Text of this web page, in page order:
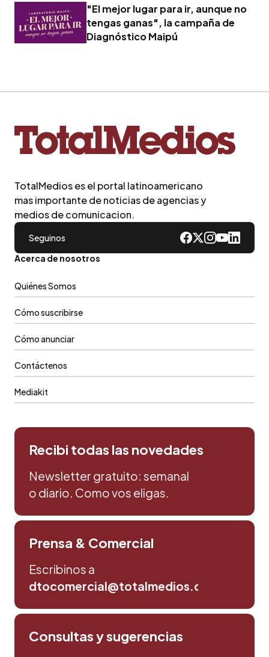
"El mejor lugar para ir, aunque no
tengas ganas", la campaña de
Diagnóstico Maipú
TotalMedios es el portal latinoamericano
mas importante de noticias de agencias y
medios de comunicacion.
Seguinos
Acerca de nosotros
Quiénes Somos
Cómo suscribirse
Cómo anunciar
Contáctenos
Mediakit
Recibi todas las novedades
Newsletter gratuito: semanal
o diario. Como vos eligas.
Prensa & Comercial
Escribinos a
dtocomercial@totalmedios.com
Consultas y sugerencias